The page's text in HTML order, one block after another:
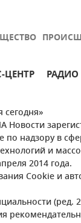
ЦЕНТР РАДИО
Новости
по надзору в
и
2014 года.
Cookie и
(ред.